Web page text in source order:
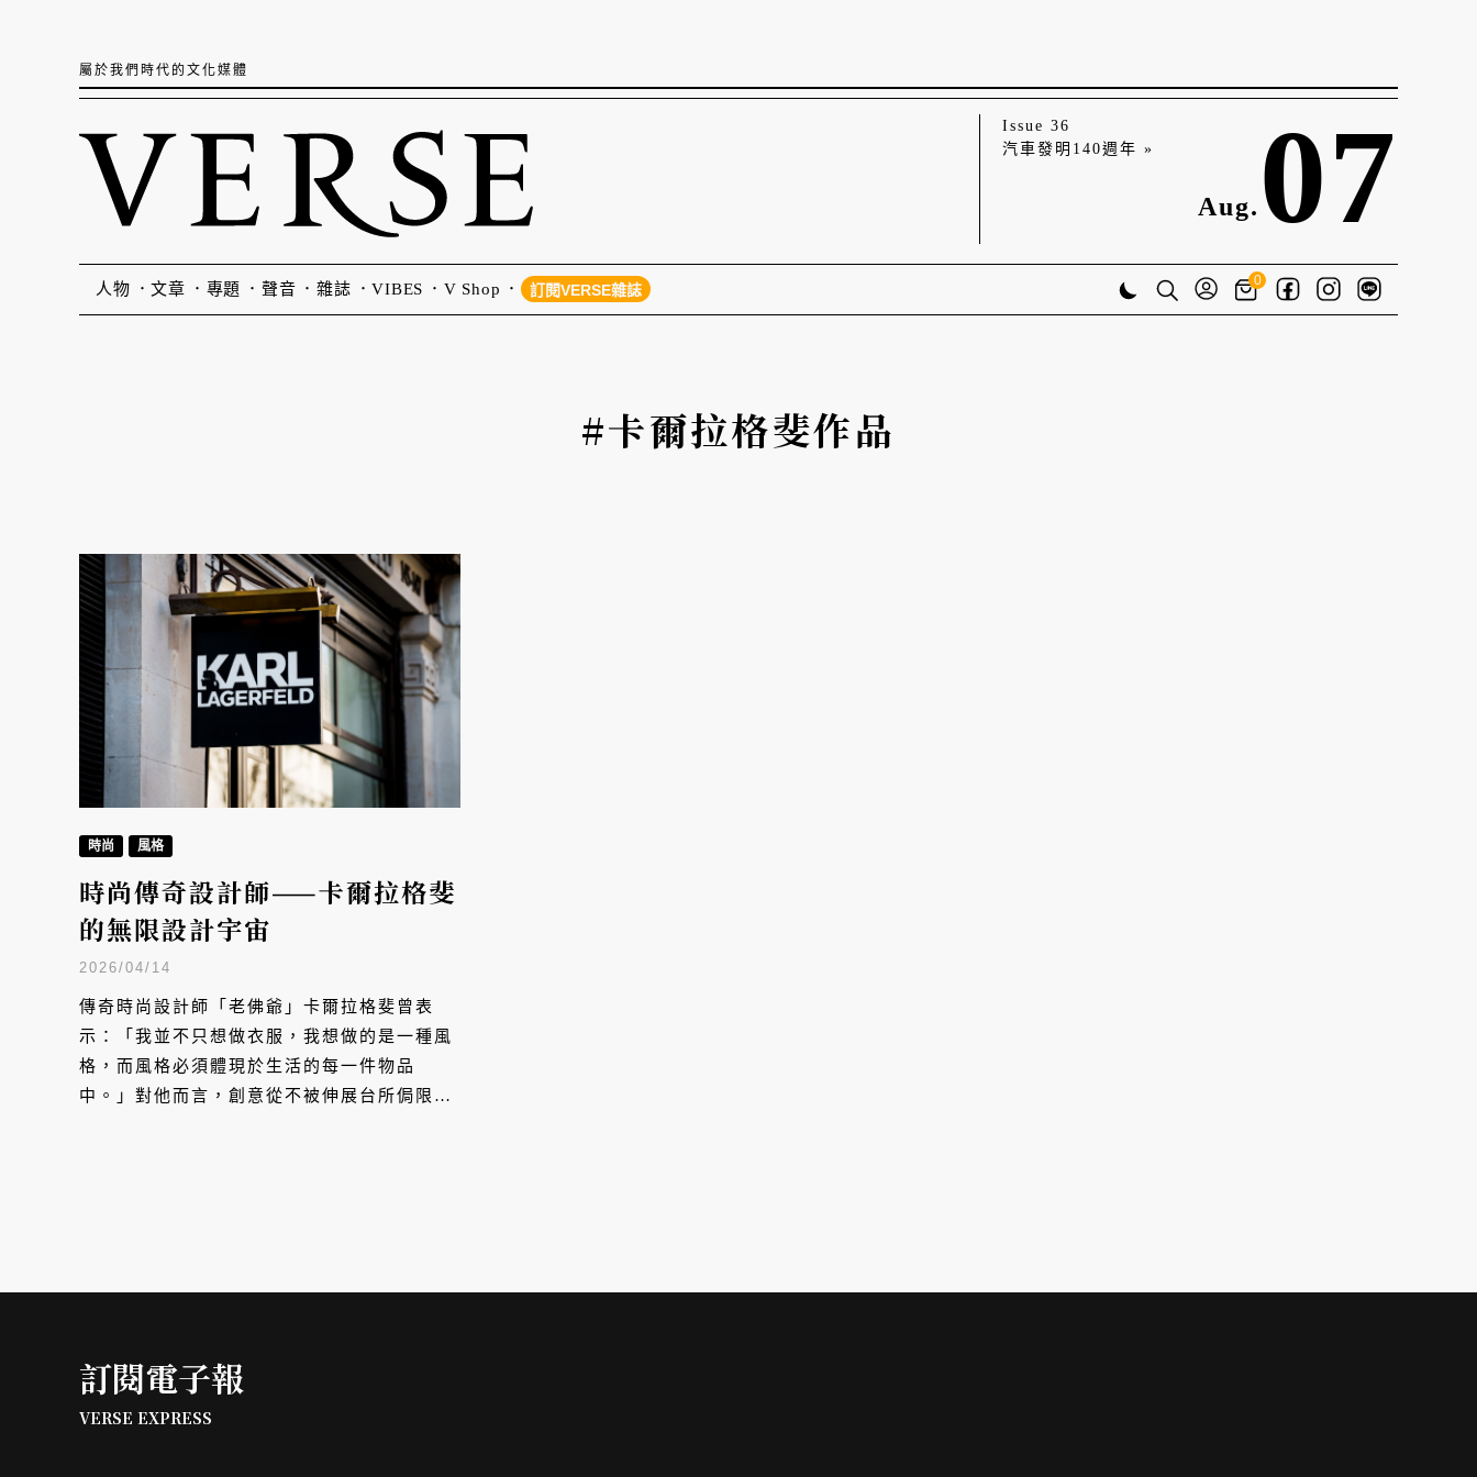
屬於我們時代的文化媒體
Issue 36
汽車發明140週年 »
Aug. 07
人物 文章 專題 聲音 雜誌 VIBES V Shop 訂閱VERSE雜誌
0
#卡爾拉格斐作品
時尚 風格
時尚傳奇設計師——卡爾拉格斐
的無限設計宇宙
2026/04/14
傳奇時尚設計師「老佛爺」卡爾拉格斐曾表
示：「我並不只想做衣服，我想做的是一種風
格，而風格必須體現於生活的每一件物品
中。」對他而言，創意從不被伸展台所侷限，
訂閱電子報
VERSE EXPRESS